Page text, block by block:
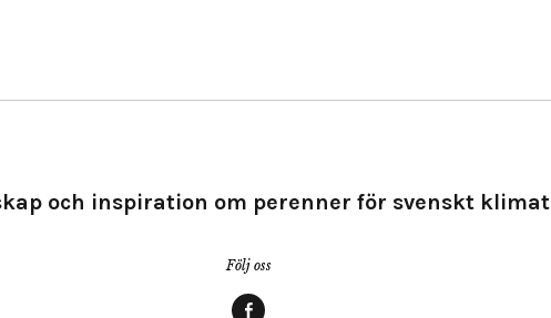
och inspiration om perenner för svenskt klimat
Följ oss